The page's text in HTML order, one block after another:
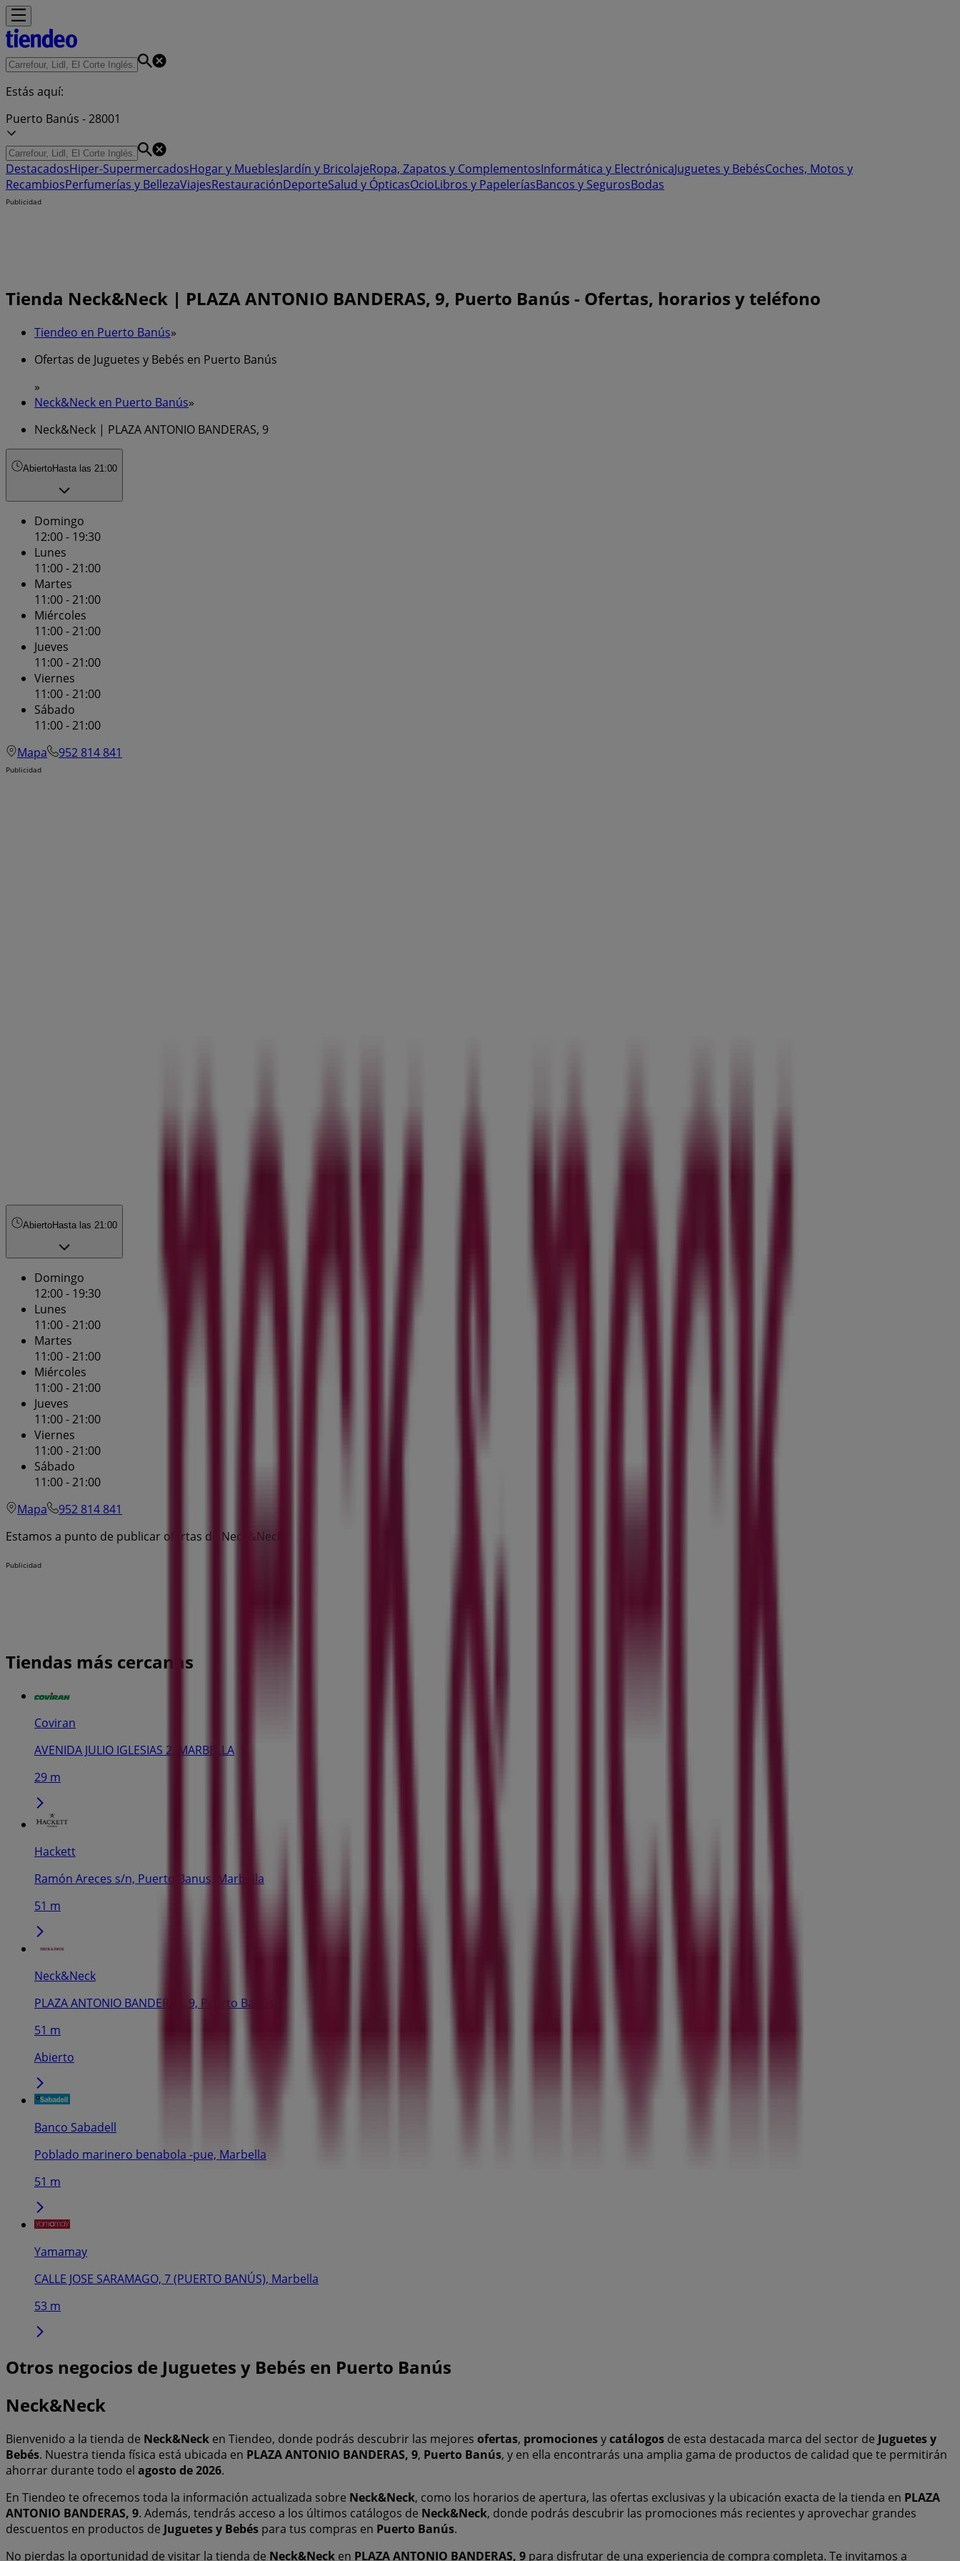
Estás aquí:
Puerto Banús - 28001
DestacadosHiper-SupermercadosHogar y MueblesJardín y BricolajeRopa, Zapatos y ComplementosInformática y ElectrónicaJuguetes y BebésCoches, Motos y
RecambiosPerfumerías y BellezaViajesRestauraciónDeporteSalud y ÓpticasOcioLibros y PapeleríasBancos y SegurosBodas
Publicidad
Tienda Neck&Neck | PLAZA ANTONIO BANDERAS, 9, Puerto Banús - Ofertas, horarios y teléfono
Tiendeo en Puerto Banús»
Ofertas de Juguetes y Bebés en Puerto Banús
»
Neck&Neck en Puerto Banús»
Neck&Neck | PLAZA ANTONIO BANDERAS, 9
AbiertoHasta las 21:00
Domingo
12:00 - 19:30
Lunes
11:00 - 21:00
Martes
11:00 - 21:00
Miércoles
11:00 - 21:00
Jueves
11:00 - 21:00
Viernes
11:00 - 21:00
Sábado
11:00 - 21:00
Mapa
952 814 841
Publicidad
AbiertoHasta las 21:00
Domingo
12:00 - 19:30
Lunes
11:00 - 21:00
Martes
11:00 - 21:00
Miércoles
11:00 - 21:00
Jueves
11:00 - 21:00
Viernes
11:00 - 21:00
Sábado
11:00 - 21:00
Mapa
952 814 841
Estamos a punto de publicar ofertas de Neck&Neck
Publicidad
Tiendas más cercanas
Coviran
AVENIDA JULIO IGLESIAS 2, MARBELLA
29 m
Hackett
Ramón Areces s/n, Puerto Banus, Marbella
51 m
Neck&Neck
PLAZA ANTONIO BANDERAS, 9, Puerto Banús
51 m
Abierto
Banco Sabadell
Poblado marinero benabola -pue, Marbella
51 m
Yamamay
CALLE JOSE SARAMAGO, 7 (PUERTO BANÚS), Marbella
53 m
Otros negocios de Juguetes y Bebés en Puerto Banús
Neck&Neck
Bienvenido a la tienda de Neck&Neck en Tiendeo, donde podrás descubrir las mejores ofertas, promocionesycatálogos de esta destacada marca del sector de Juguetes y
Bebés. Nuestra tienda física está ubicada en PLAZA ANTONIO BANDERAS, 9, Puerto Banús, y en ella encontrarás una amplia gama de productos de calidad que te permitirán
ahorrar durante todo el agosto de 2026.
En Tiendeo te ofrecemos toda la información actualizada sobre Neck&Neck, como los horarios de apertura, las ofertas exclusivas y la ubicación exacta de la tienda en PLAZA
ANTONIO BANDERAS, 9. Además, tendrás acceso a los últimos catálogos de Neck&Neck, donde podrás descubrir las promociones más recientes y aprovechar grandes
descuentos en productos de Juguetes y Bebés para tus compras en Puerto Banús.
No pierdas la oportunidad de visitar la tienda de Neck&Neck en PLAZA ANTONIO BANDERAS, 9 para disfrutar de una experiencia de compra completa. Te invitamos a